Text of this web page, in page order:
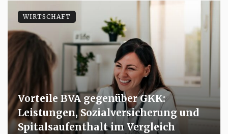
Vorteile BVA gegenüber GKK:
Leistungen, Sozialversicherung und
Spitalsaufenthalt im Vergleich
WIRTSCHAFT